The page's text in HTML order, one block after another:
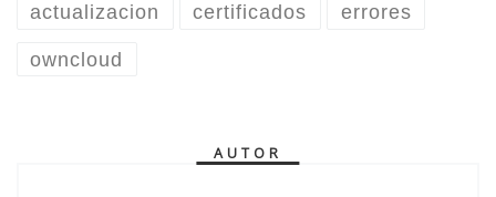
actualizacion certificados errores
owncloud
AUTOR